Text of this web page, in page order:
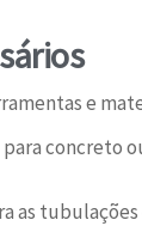
e
concreto
as